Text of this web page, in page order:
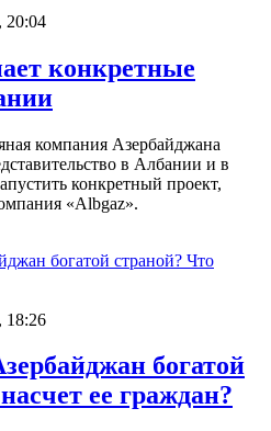
20:04
конкретные
компания Азербайджана
в Албании и в
конкретный проект,
«Albgaz».
18:26
богатой
ее граждан?